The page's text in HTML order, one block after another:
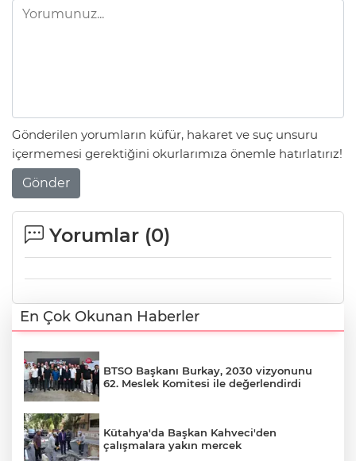
Gönderilen yorumların küfür, hakaret ve suç unsuru
içermemesi gerektiğini okurlarımıza önemle hatırlatırız!
Gönder
Yorumlar (0)
En Çok Okunan Haberler
BTSO Başkanı Burkay, 2030 vizyonunu
62. Meslek Komitesi ile değerlendirdi
Kütahya'da Başkan Kahveci'den
çalışmalara yakın mercek